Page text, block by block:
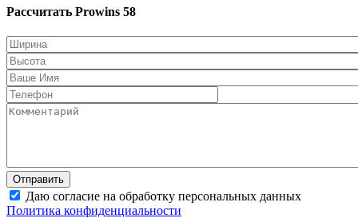
Рассчитать Prowins 58
Даю согласие на обработку персональных данных
Политика конфиденциальности